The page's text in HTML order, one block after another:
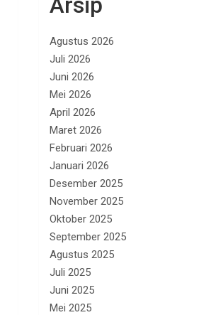
Agustus 2026
Juli 2026
Juni 2026
Mei 2026
April 2026
Maret 2026
Februari 2026
Januari 2026
Desember 2025
November 2025
Oktober 2025
September 2025
Agustus 2025
Juli 2025
Juni 2025
Mei 2025